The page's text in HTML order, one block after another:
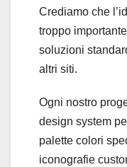
Crediamo che
troppo
soluzioni
altri siti.
Ogni nostro
design system
palette colori
iconografie